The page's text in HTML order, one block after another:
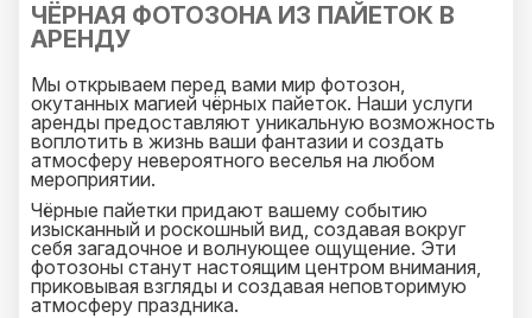
ЧЁРНАЯ ФОТОЗОНА ИЗ ПАЙЕТОК В
АРЕНДУ
Мы открываем перед вами мир фотозон,
окутанных магией чёрных пайеток. Наши услуги
аренды предоставляют уникальную возможность
воплотить в жизнь ваши фантазии и создать
атмосферу невероятного веселья на любом
мероприятии.
Чёрные пайетки придают вашему событию
изысканный и роскошный вид, создавая вокруг
себя загадочное и волнующее ощущение. Эти
фотозоны станут настоящим центром внимания,
приковывая взгляды и создавая неповторимую
атмосферу праздника.